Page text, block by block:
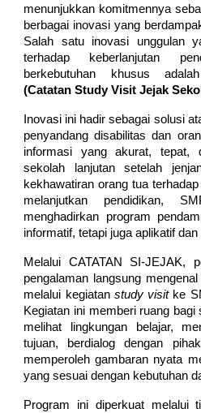
menunjukkan komitmennya
berbagai inovasi yang
Salah satu inovasi unggulan
terhadap keberlanjutan
berkebutuhan khusus
(Catatan Study Visit Jejak
Inovasi ini hadir sebagai solusi
penyandang disabilitas dan
informasi yang akurat, tepat,
sekolah lanjutan setelah
kekhawatiran orang tua
melanjutkan pendidikan,
menghadirkan program
informatif, tetapi juga aplikatif dan
Melalui CATATAN SI-JEJAK,
pengalaman langsung
melalui kegiatan study visitke
Kegiatan ini memberi ruang
melihat lingkungan belajar,
tujuan, berdialog dengan
memperoleh gambaran nyata
yang sesuai dengan kebutuhan
Program ini diperkuat melalui